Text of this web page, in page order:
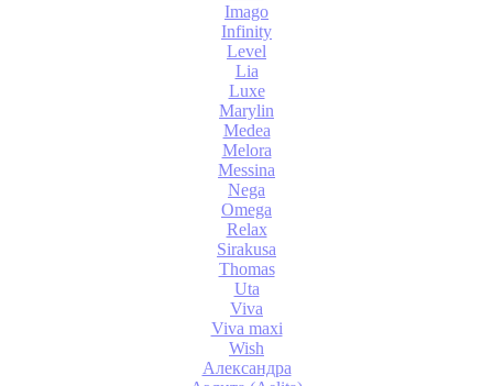
Imago
Infinity
Level
Lia
Luxe
Marylin
Medea
Melora
Messina
Nega
Omega
Relax
Sirakusa
Thomas
Uta
Viva
Viva maxi
Wish
Александра